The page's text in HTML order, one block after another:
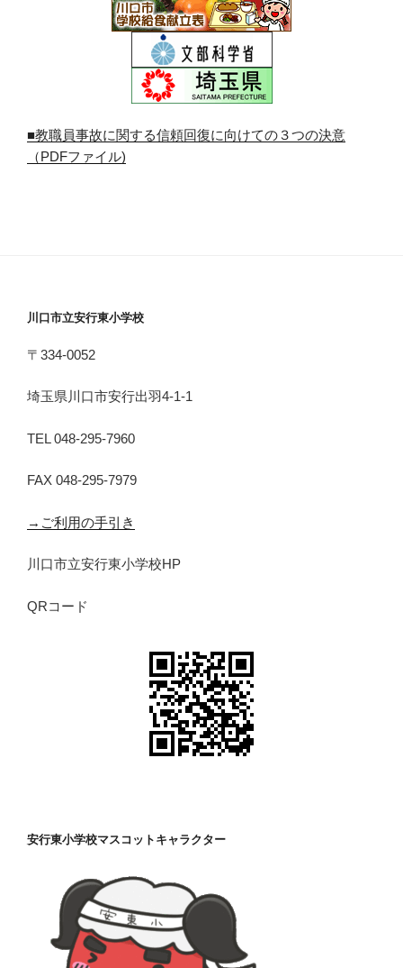
■教職員事故に関する信頼回復に向けての３つの決意
（PDFファイル)
川口市立安行東小学校
〒334-0052
埼玉県川口市安行出羽4-1-1
TEL 048-295-7960
FAX 048-295-7979
→ご利用の手引き
川口市立安行東小学校HP
QRコード
安行東小学校マスコットキャラクター